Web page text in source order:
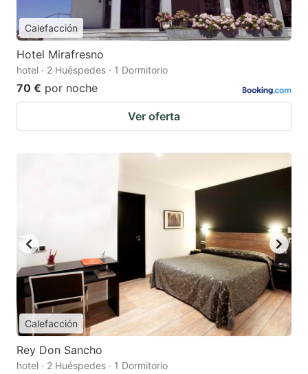
Calefacción
Hotel Mirafresno
hotel · 2 Huéspedes · 1 Dormitorio
70 € por noche
Ver oferta
Calefacción
Rey Don Sancho
hotel · 2 Huéspedes · 1 Dormitorio